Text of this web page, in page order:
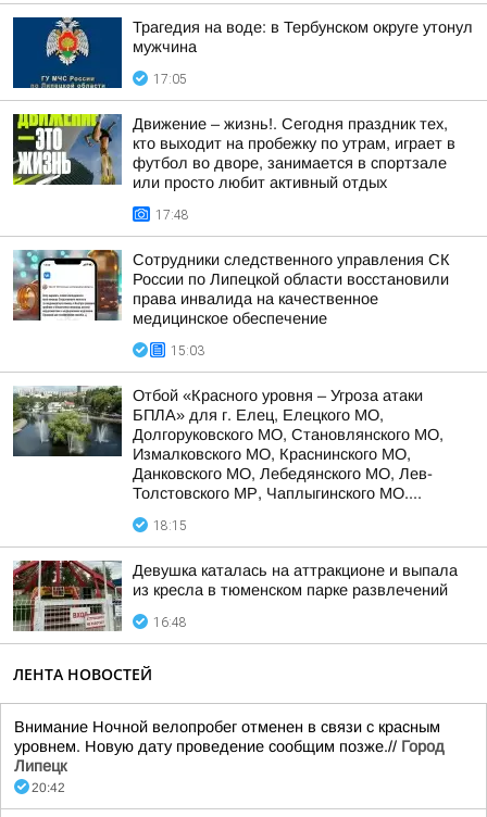
Трагедия на воде: в Тербунском округе утонул
мужчина
17:05
Движение – жизнь!. Сегодня праздник тех,
кто выходит на пробежку по утрам, играет в
футбол во дворе, занимается в спортзале
или просто любит активный отдых
17:48
Сотрудники следственного управления СК
России по Липецкой области восстановили
права инвалида на качественное
медицинское обеспечение
15:03
Отбой «Красного уровня – Угроза атаки
БПЛА» для г. Елец, Елецкого МО,
Долгоруковского МО, Становлянского МО,
Измалковского МО, Краснинского МО,
Данковского МО, Лебедянского МО, Лев-
Толстовского МР, Чаплыгинского МО....
18:15
Девушка каталась на аттракционе и выпала
из кресла в тюменском парке развлечений
16:48
ЛЕНТА НОВОСТЕЙ
Внимание Ночной велопробег отменен в связи с красным
уровнем. Новую дату проведение сообщим позже.// Город
Липецк
20:42